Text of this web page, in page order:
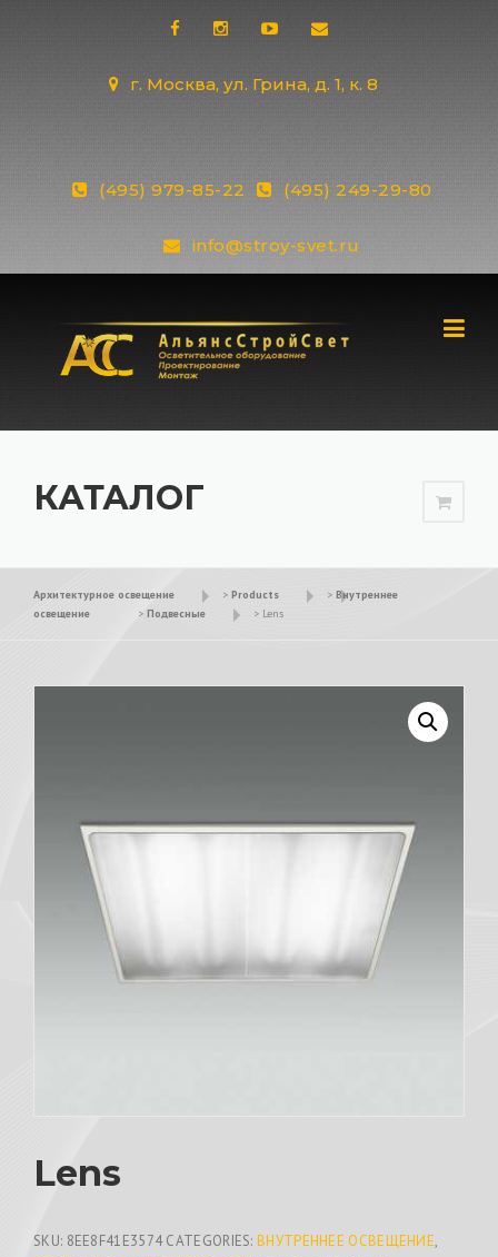
г. Москва, ул. Грина, д. 1, к. 8
(495) 979-85-22 (495) 249-29-80
info@stroy-svet.ru
КАТАЛОГ
Архитектурное освещение > Products > Внутреннее
освещение
> Подвесные > Lens
Lens
SKU: 8EE8F41E3574 CATEGORIES:ВНУТРЕННЕЕ ОСВЕЩЕНИЕ,